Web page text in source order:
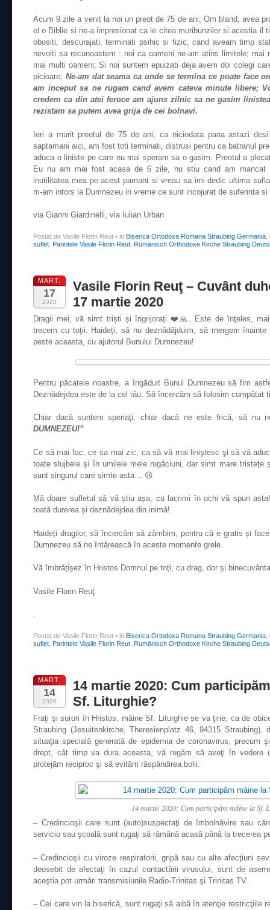
Acum 9 zile a venit la noi un preot de 75 de ani; Om bland, avea
el o Biblie si ne-a impresionat ca le citea muribunzilor si acestia il
obositi, descurajati, terminati psihic si fizic, cand aveam timp
nevoiti sa recunoastem : noi ca oameni ne-am atins limitele;
mai multi oameni; Si noi suntem epuizati deja avem doi colegi
picioare; Ne-am dat seama ca unde se termina ce poate face
am inceput sa ne rugam cand avem cateva minute libere;
credem ca din atei feroce am ajuns zilnic sa ne gasim
rezistam sa putem avea grija de cei bolnavi.
Ieri a murit preotul de 75 de ani; ca niciodata pana astazi
saptamani aici, am fost toti terminati, distrusi pentru ca batranul
aduca o liniste pe care nu mai speram sa o gasim. Preotul a
Eu nu am mai fost acasa de 6 zile, nu stiu cand am mancat
inutilitatea mea pe acest pamant si vreau sa imi dedic ultima
m-am intors la Dumnezeu in vreme ce sunt incojurat de suferinta si
via Gianni Giardinelli, via Iulian Urban
Postat de Vasile Florin Reut • in Biserica Ortodoxa Romana Straubing Germania
suflet Parintele Vasile Florin Reut Rumänisch Orthodoxe Kirche Straubing
MART.
17
2020
Vasile Florin Reuţ – Cuvânt
17 martie 2020
Dragii mei, vă simt triști și îngrijorați ❤️🙏. Este de înţeles,
trecem cu toţii. Haideți, să nu deznădăjduim, să mergem
peste aceasta, cu ajutorul Bunului Dumnezeu!
Pentru păcatele noastre, a îngăduit Bunul Dumnezeu să fim
Deznădejdea este de la cel rău. Să încercăm să folosim cumpătat
Chiar dacă suntem speriaţi, chiar dacă ne este frică, să nu
DUMNEZEU!”
Ce să mai fac, ce sa mai zic, ca să vă mai liniştesc şi să vă
toate slujbele şi în umilele mele rugăciuni, dar simt mare tristețe
sunt singurul care simte asta… 😢
Mă doare sufletul să vă știu așa, cu lacrimi în ochi vă spun
toată durerea și deznădejdea din inimă!
Haideți dragilor, să încercăm să zâmbim, pentru că e gratis și
Dumnezeu să ne întărească în aceste momente grele.
Vă îmbrățișez în Hristos Domnul pe toți, cu drag, dor şi
Vasile Florin Reuţ
.
Postat de Vasile Florin Reut • in Biserica Ortodoxa Romana Straubing Germania
suflet Parintele Vasile Florin Reut Rumänisch Orthodoxe Kirche Straubing
MART.
14
2020
14 martie 2020: Cum
Sf. Liturghie?
Fraţi şi surori în Hristos, mâine Sf. Liturghie se va ţine, ca de
Straubing (Jesuitenkirche, Theresienplatz 46, 94315
situaţia specială generată de epidemia de coronavirus, precum
drept, cât timp va dura aceasta, vă rugăm să aveţi în vedere
protejăm reciproc şi să evităm răspândirea bolii:
14 martie 2020: Cum participăm mâine la Sf.
– Credincioşii care sunt (auto)suspectaţi de îmbolnăvire sau
serviciu sau şcoală sunt rugaţi să rămână acasă până la trecerea
– Credincioşii cu viroze respiratorii, gripă sau cu alte afecţiuni
deosebit de afectaţi în cazul contactării virusului, sunt de
aceştia pot urmări transmisiunile Radio-Trinitas şi Trinitas TV.
– Cei care vin la biserică, sunt rugaţi să aibă în atenţie restricţiile